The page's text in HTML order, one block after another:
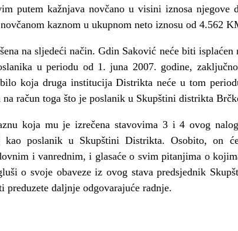
kažnjava novčano u visini iznosa njegove
kaznom u ukupnom neto iznosu od 4.562
na sljedeći način. Gdin Saković neće biti
u periodu od 1. juna 2007. godine,
koja druga institucija Distrikta neće u tom
račun toga što je poslanik u Skupštini distrikta
koja mu je izrečena stavovima 3 i 4 ovog
kao poslanik u Skupštini Distrikta. Osobito, on
i vanrednim, i glasaće o svim pitanjima o
o svoje obaveze iz ovog stava predsjednik
daljnje odgovarajuće radnje.